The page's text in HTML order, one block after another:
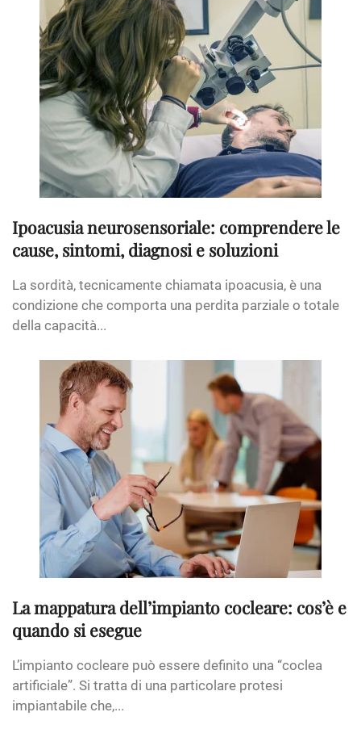
Ipoacusia neurosensoriale: comprendere le
cause, sintomi, diagnosi e soluzioni
La sordità, tecnicamente chiamata ipoacusia, è una
condizione che comporta una perdita parziale o totale
della capacità...
La mappatura dell’impianto cocleare: cos’è e
quando si esegue
L’impianto cocleare può essere definito una “coclea
artificiale”. Si tratta di una particolare protesi
impiantabile che,...